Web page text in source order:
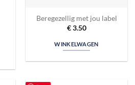
Beregezellig met jou label
€3.50
WINKELWAGEN